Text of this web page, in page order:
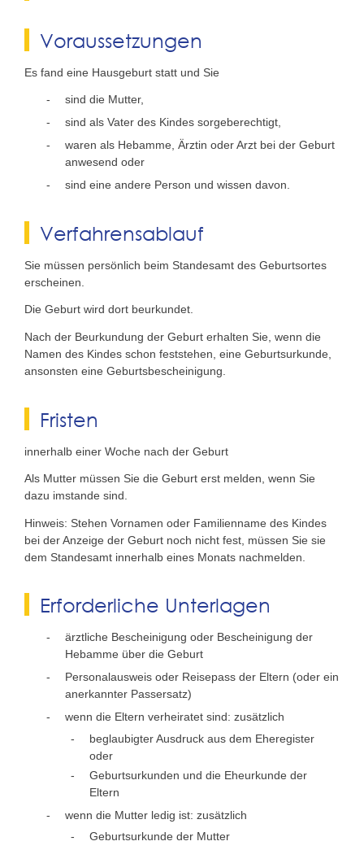
Voraussetzungen
Es fand eine Hausgeburt statt und Sie
sind die Mutter,
sind als Vater des Kindes sorgeberechtigt,
waren als Hebamme, Ärztin oder Arzt bei der Geburt
anwesend oder
sind eine andere Person und wissen davon.
Verfahrensablauf
Sie müssen persönlich beim Standesamt des Geburtsortes
erscheinen.
Die Geburt wird dort beurkundet.
Nach der Beurkundung der Geburt erhalten Sie, wenn die
Namen des Kindes schon feststehen, eine Geburtsurkunde,
ansonsten eine Geburtsbescheinigung.
Fristen
innerhalb einer Woche nach der Geburt
Als Mutter müssen Sie die Geburt erst melden, wenn Sie
dazu imstande sind.
Hinweis: Stehen Vornamen oder Familienname des Kindes
bei der Anzeige der Geburt noch nicht fest, müssen Sie sie
dem Standesamt innerhalb eines Monats nachmelden.
Erforderliche Unterlagen
ärztliche Bescheinigung oder Bescheinigung der
Hebamme über die Geburt
Personalausweis oder Reisepass der Eltern (oder ein
anerkannter Passersatz)
wenn die Eltern verheiratet sind: zusätzlich
beglaubigter Ausdruck aus dem Eheregister
oder
Geburtsurkunden und die Eheurkunde der
Eltern
wenn die Mutter ledig ist: zusätzlich
Geburtsurkunde der Mutter